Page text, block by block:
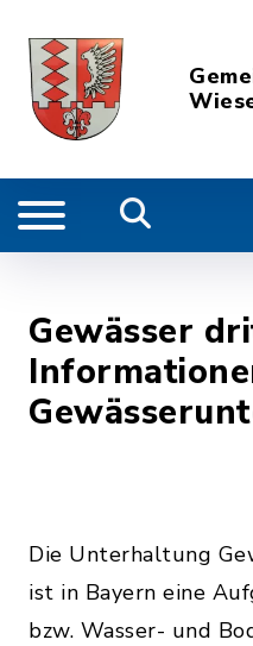
Gewässer
Die Unterhaltung
ist in Bayern eine
bzw. Wasser- und